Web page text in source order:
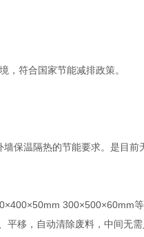
，符合国家节能减排政策。
保温隔热的节能要求。是目前
300×500×60mm等
平移，自动清除废料，中间无